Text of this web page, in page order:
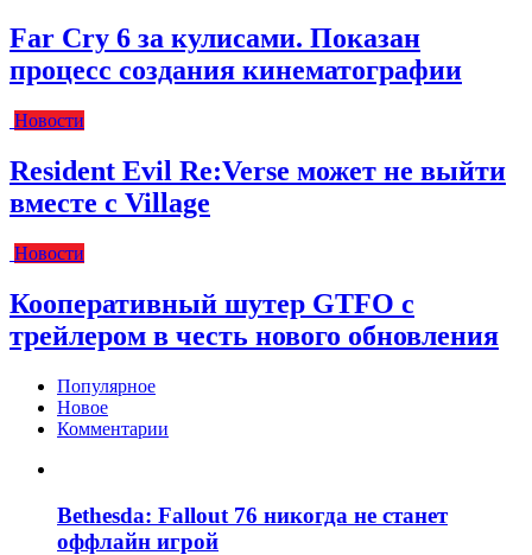
Far Cry 6 за кулисами. Показан
процесс создания кинематографии
Новости
Resident Evil Re:Verse может не выйти
вместе с Village
Новости
Кооперативный шутер GTFO с
трейлером в честь нового обновления
Популярное
Новое
Комментарии
Bethesda: Fallout 76 никогда не станет
оффлайн игрой